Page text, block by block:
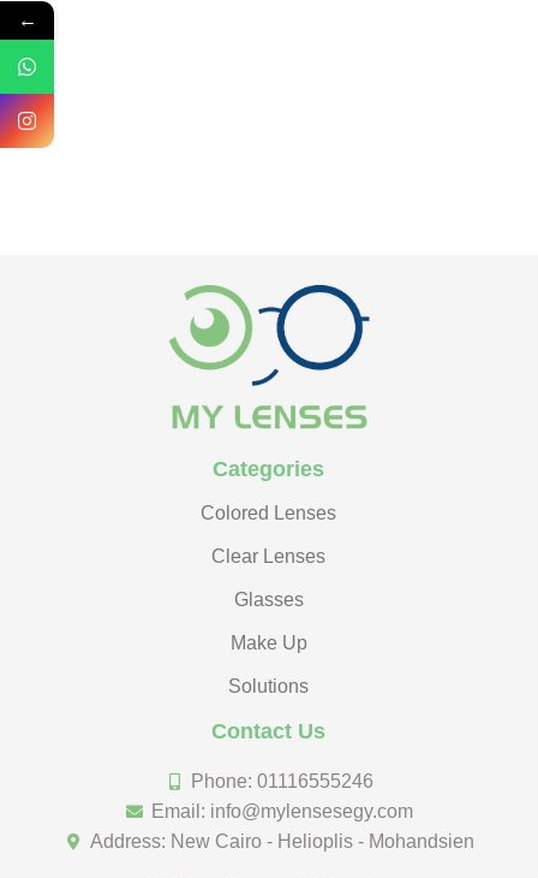
Categories
Colored Lenses
Clear Lenses
Glasses
Make Up
Solutions
Contact Us
Phone: 01116555246
Email: info@mylensesegy.com
Address: New Cairo - Helioplis - Mohandsien
←